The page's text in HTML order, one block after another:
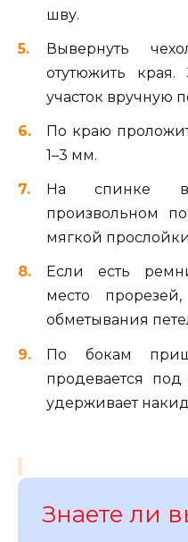
шву.
Вывернуть
отутюжить края.
участок вручную
По краю
1–3 мм.
На спинке
произвольном
мягкой
Если есть
место
обметывания
По бокам
продевается
удерживает
Знаете ли